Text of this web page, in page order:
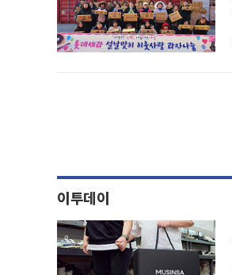
이투데이